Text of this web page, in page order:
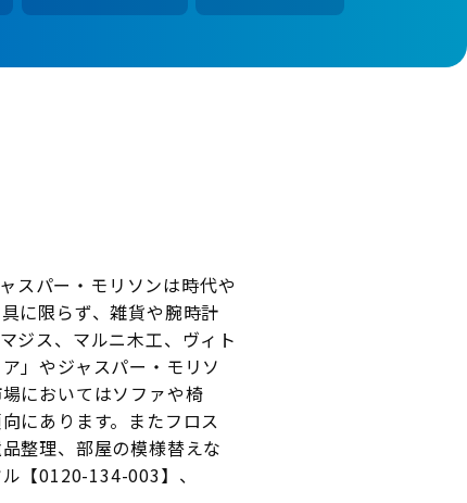
スパー・モリソンは時代や
に限らず、雑貨や腕時計
ジス、マルニ木工、ヴィト
」やジャスパー・モリソ
においてはソファや椅
にあります。またフロス
整理、部屋の模様替えな
【0120-134-003】、